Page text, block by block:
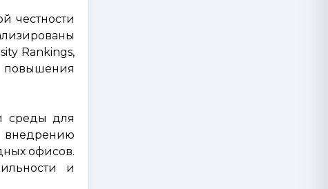
честности
Rankings,
повышения
среды для
внедрению
офисов.
и